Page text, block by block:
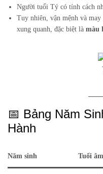
Người tuổi Tý có tính cách
Tuy nhiên, vận mệnh và may
xung quanh, đặc biệt làmàu
📅 Bảng Năm
Hành
Năm sinh Tuổi